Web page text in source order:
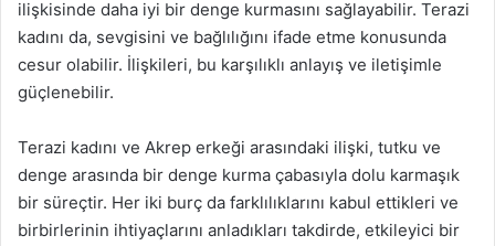
ilişkisinde daha iyi bir denge kurmasını sağlayabilir. Terazi
kadını da, sevgisini ve bağlılığını ifade etme konusunda
cesur olabilir. İlişkileri, bu karşılıklı anlayış ve iletişimle
güçlenebilir.
Terazi kadını ve Akrep erkeği arasındaki ilişki, tutku ve
denge arasında bir denge kurma çabasıyla dolu karmaşık
bir süreçtir. Her iki burç da farklılıklarını kabul ettikleri ve
birbirlerinin ihtiyaçlarını anladıkları takdirde, etkileyici bir